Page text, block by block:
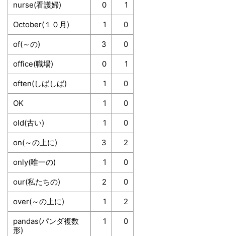
nurse(看護婦) 0 1
October(１０月) 1 0
of(～の) 3 0
office(職場) 0 1
often(しばしば) 1 0
OK 1 0
old(古い) 1 0
on(～の上に) 3 2
only(唯一の) 1 0
our(私たちの) 2 0
over(～の上に) 1 2
pandas(パンダ複数
形)
1 0